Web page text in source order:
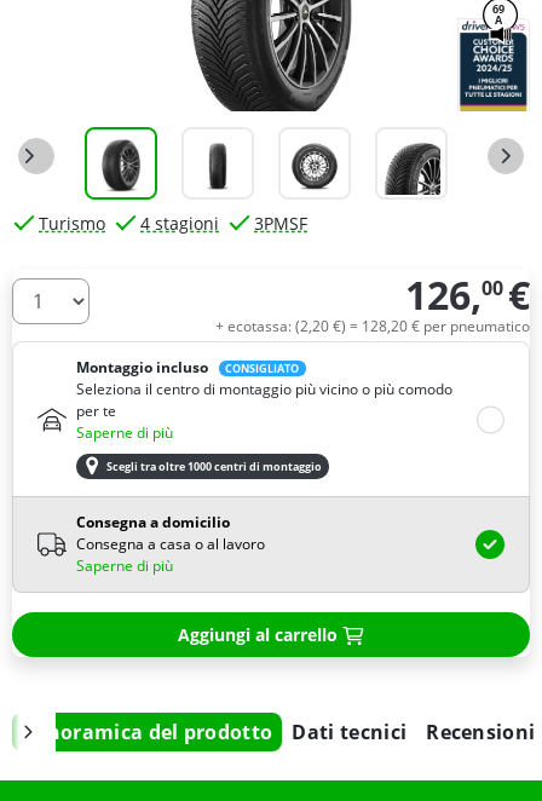
69
A
Turismo 4 stagioni 3PMSF
Quantità 126,00 €
+ ecotassa: (2,20€) = 128,20€ per pneumatico
Montaggio incluso
CONSIGLIATO
Seleziona il centro di montaggio più vicino o più comodo
per te
Saperne di più
Scegli tra oltre 1000 centri di montaggio
Consegna a domicilio
Consegna a casa o al lavoro
Saperne di più
Aggiungi al carrello
Panoramica del prodotto Dati tecnici Recensioni